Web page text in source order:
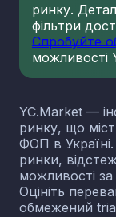
ринку.
фільтри
Спробуйте
можливості
YC.Market —
ринку, що
ФОП в Україні.
ринки,
можливості
Оцініть
обмежений
23.13
23.14
23.19
23.31
23.32
23.41
23.42